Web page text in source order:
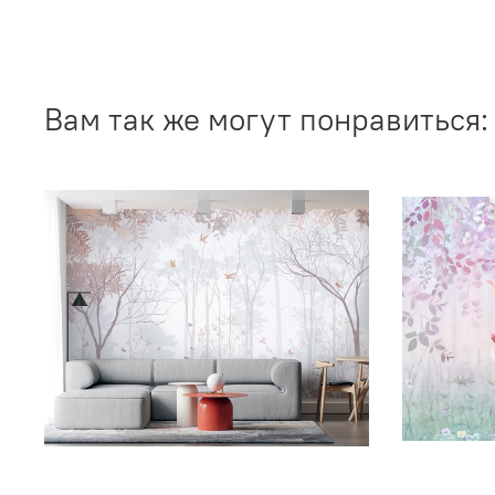
Вам так же могут понравиться: